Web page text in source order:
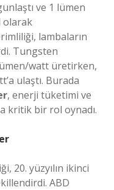
ve 1 lümen
olarak
lambaların
Tungsten
watt üretirken,
ulaştı. Burada
, enerji tüketimi ve
kritik bir rol oynadı.
20. yüzyılın ikinci
ABD